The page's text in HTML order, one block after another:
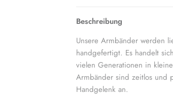
Beschreibung
Unsere Armbänder werden
handgefertigt. Es handelt
vielen Generationen in
Armbänder sind zeitlos und
Handgelenk an.